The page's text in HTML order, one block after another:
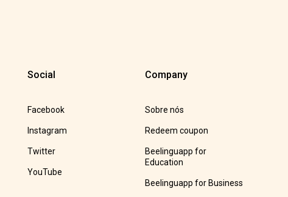
Social
Facebook
Instagram
Twitter
YouTube
Company
Sobre nós
Redeem coupon
Beelinguapp for
Education
Beelinguapp for Business